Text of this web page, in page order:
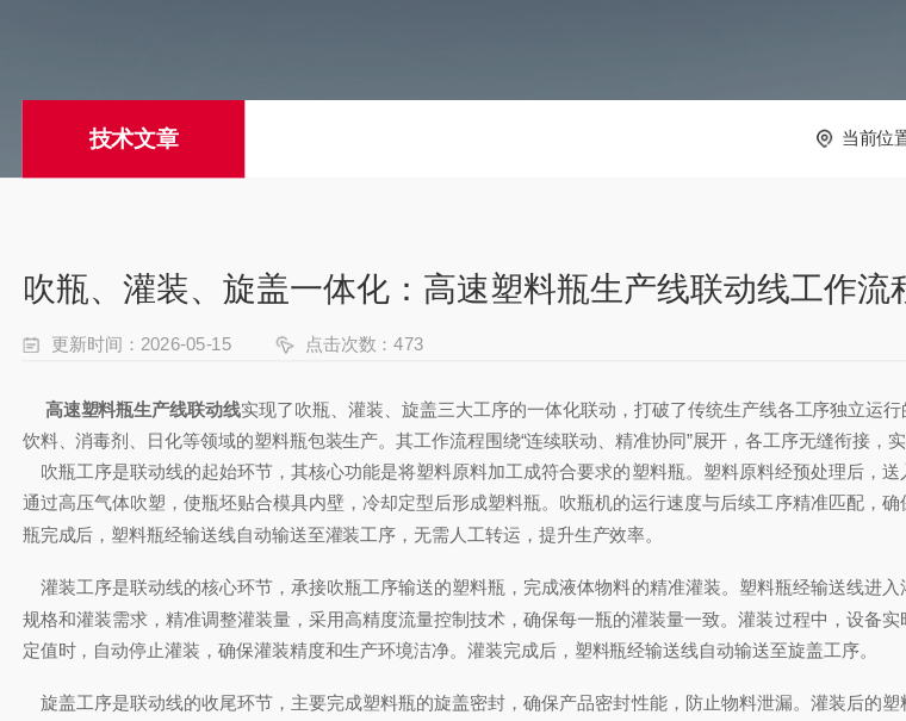
技术文章 当前位
吹瓶、灌装、旋盖一体化：高速塑料瓶生产线联动线工作流
更新时间：2026-05-15 点击次数：473
高速塑料瓶生产线联动线实现了吹瓶、灌装、旋盖三大工序的一体化联动，打破了传统生产线各工序独立运
饮料、消毒剂、日化等领域的塑料瓶包装生产。其工作流程围绕“连续联动、精准协同”展开，各工序无缝衔接，
吹瓶工序是联动线的起始环节，其核心功能是将塑料原料加工成符合要求的塑料瓶。塑料原料经预处理后，
通过高压气体吹塑，使瓶坯贴合模具内壁，冷却定型后形成塑料瓶。吹瓶机的运行速度与后续工序精准匹配，
瓶完成后，塑料瓶经输送线自动输送至灌装工序，无需人工转运，提升生产效率。
灌装工序是联动线的核心环节，承接吹瓶工序输送的塑料瓶，完成液体物料的精准灌装。塑料瓶经输送线进
规格和灌装需求，精准调整灌装量，采用高精度流量控制技术，确保每一瓶的灌装量一致。灌装过程中，设备
定值时，自动停止灌装，确保灌装精度和生产环境洁净。灌装完成后，塑料瓶经输送线自动输送至旋盖工序。
旋盖工序是联动线的收尾环节，主要完成塑料瓶的旋盖密封，确保产品密封性能，防止物料泄漏。灌装后的